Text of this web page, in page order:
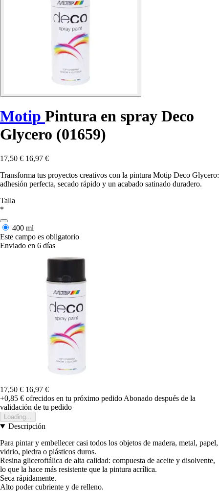
Motip Pintura en spray Deco
Glycero (01659)
17,50 € 16,97 €
Transforma tus proyectos creativos con la pintura Motip Deco Glycero:
adhesión perfecta, secado rápido y un acabado satinado duradero.
Talla
*
400 ml
Este campo es obligatorio
Enviado en 6 días
17,50 € 16,97 €
+0,85 € ofrecidos en tu próximo pedido Abonado después de la
validación de tu pedido
Loading...
Descripción
Para pintar y embellecer casi todos los objetos de madera, metal, papel,
vidrio, piedra o plásticos duros.
Resina gliceroftálica de alta calidad: compuesta de aceite y disolvente,
lo que la hace más resistente que la pintura acrílica.
Seca rápidamente.
Alto poder cubriente y de relleno.